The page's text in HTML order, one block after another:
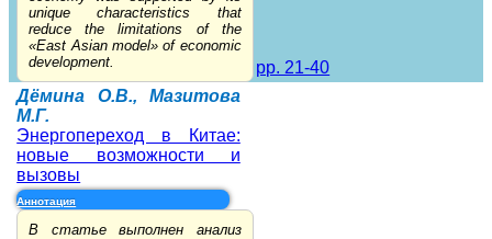
unique characteristics that
reduce the limitations of the
«East Asian model» of economic
development.
pp. 21-40
Дёмина О.В., Мазитова
М.Г.
Энергопереход в Китае:
новые возможности и
вызовы
Аннотация
В статье выполнен анализ